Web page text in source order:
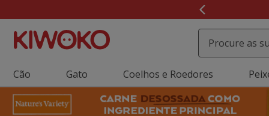
de
3,
mensagem,
Cão Gato Coelhos e Roedores